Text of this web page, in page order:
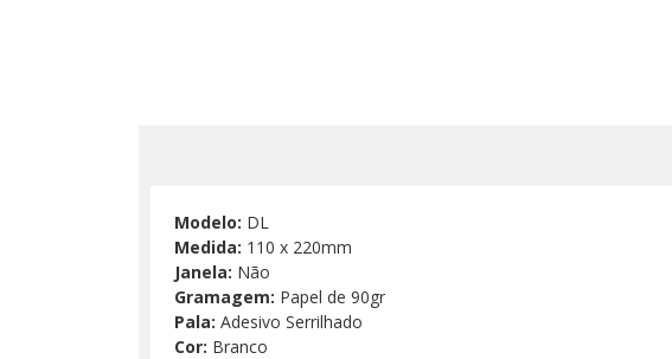
Modelo: DL
Medida: 110 x 220mm
Janela: Não
Gramagem: Papel de 90gr
Pala: Adesivo Serrilhado
Cor: Branco